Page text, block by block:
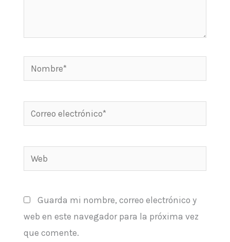
Nombre*
Correo
electrónico*
Web
Guarda mi nombre, correo electrónico y
web en este navegador para la próxima vez
que comente.